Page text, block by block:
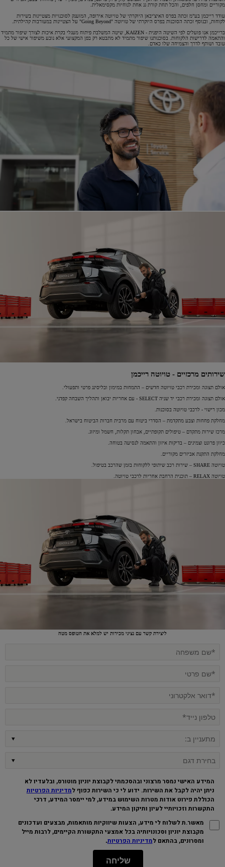
מקוריים ומחסן חלפים, והכל תחת קורת גג אחת לנוחיות מקסימאלית.
עודד רייכמן בע"מ זכתה בפרס האיצ'יבאן היוקרתי של טויוטה אירופה, המוענק לסוכנויות מצטיינות בשירות
לקוחות, ובנוסף זכתה הסוכנות בפרס היוקרתי של טויוטה "Going Beyond" על הצטיינות במעורבות קהילתית.
ברייכמן אנו פועלים לפי השיטה היפנית - KAIZEN, שיטה המשלבת פיתוח מעגלי בקרת איכות לצורך שיפור מתמיד
והתאמה לדרישות הלקוחות. בסוכנותנו שיפור מתמיד לא מתבטא רק בפן המקצועי אלא נובע משיפור אישי של כל
עובד ושותף לדרך והצמיחה שלו כאדם.
שירותים מרכזיים - טויוטה רייכמן
אולם תצוגה ומכירת רכבי טויוטה חדשים – התמחות במימון ובליסינג פרטי ותפעולי.
אולם תצוגה ומכירת רכבי יד שניה SELECT - עם אחריות יבואן ותהליך השבחה קפדני.
מכון רישוי - לרכבי טויוטה בסוכנות.
מחלקת פחחות וצבע מתקדמת – הסדרי ביטוח עם מרבית חברות הביטוח בישראל.
מרכז שירות מתקדם – טיפולים תקופתיים, אבחון תקלות, חשמל ומיזוג.
כיוון פרונט וצמיגים – בדיקות איזון והתאמה לנסיעה בטוחה.
מחלקת התקנת אביזרים מקוריים.
טויוטה SHARE – שירות רכב שיתופי ללקוחות בזמן שהרכב בטיפול.
טויוטה RELAX – תוכנית הרחבת אחריות לרכבי טויוטה.
ליצירת קשר עם נציגי מכירות יש למלא את הטופס מטה
המידע האישי נמסר מרצוני ובהסכמתי לקבוצת יוניון מוטורס, ובלעדיו לא
ניתן יהיה לקבל את השירות. ידוע לי כי השירות כפוף למדיניות הפרטיות
הכוללת פירוט אודות מטרות השימוש במידע, למי יימסר המידע, דרכי
התקשרות וזכויותיי לעיון ותיקון המידע.
מאשר.ת לשלוח לי מידע, הצעות שיווקיות מותאמות, מבצעים ועדכונים
מקבוצת יוניון וסכונויותיה בכל אמצעי התקשורת הקיימים, לרבות מייל
ומסרונים, בהתאם למדיניות הפרטיות.
שליחה